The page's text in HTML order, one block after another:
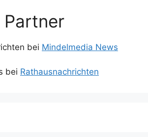
Partner
bei Mindelmedia News
bei Rathausnachrichten